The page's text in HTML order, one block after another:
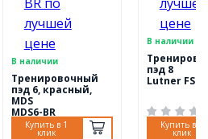
В наличии
Тренировочный
пэд 6, красный,
MDS
MDS6-BR
Купить в 1
клик
В наличии
пэд 8
Lutner FS2
1 720 ₽
Купить в 1
клик